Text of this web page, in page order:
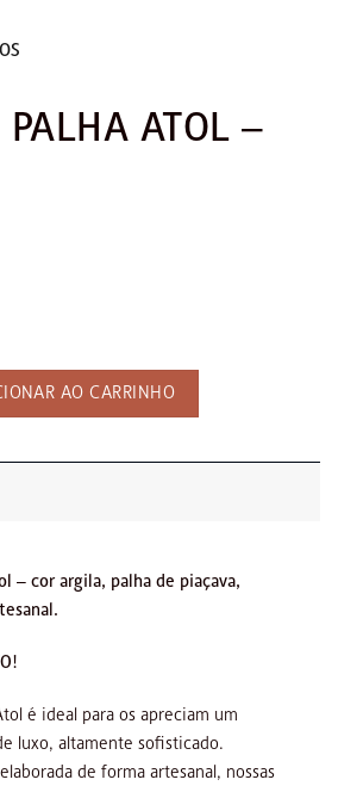
PALHA ATOL –
quantidade
AO CARRINHO
– cor argila, palha de piaçava,
é ideal para os apreciam um
luxo, altamente sofisticado.
de forma artesanal, nossas